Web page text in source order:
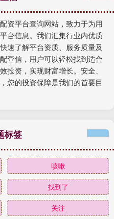
资平台查询网站，致力于为用
台信息。我们汇集行业内优质
速了解平台资质、服务质量及
查信，用户可以轻松找到适合
投资，实现财富增长。安全、
您的投资保障是我们的首要目
标签
咳嗽
找到了
关注